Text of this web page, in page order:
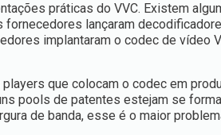
práticas do VVC. Existem
lançaram
implantaram o codec de vídeo
que colocam o codec em
pools de patentes estejam se
de banda, esse é o maior